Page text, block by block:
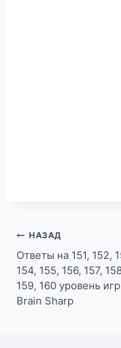
Навигация
по
записям
НАЗАД
Ответы на 151, 152,
154, 155, 156, 157,
159, 160 уровень
Brain Sharp